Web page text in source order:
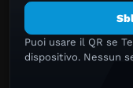
Puoi usare il QR se
dispositivo. Nessun